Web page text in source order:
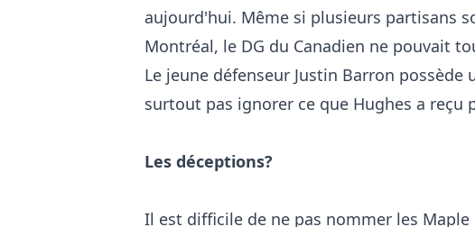
aujourd'hui. Même si plusieurs partisans
Montréal, le DG du Canadien ne pouvait
Le jeune défenseur Justin Barron
surtout pas ignorer ce que Hughes a reçu
Les déceptions?
Il est difficile de ne pas nommer les